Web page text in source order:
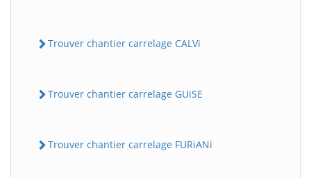
Trouver chantier carrelage CALVi
Trouver chantier carrelage GUiSE
Trouver chantier carrelage FURiANi